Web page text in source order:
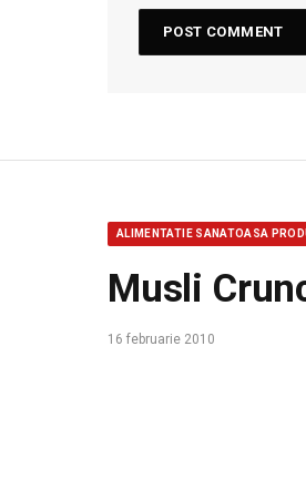
ALIMENTATIE SANATOASA
Musli
16 februarie 2010